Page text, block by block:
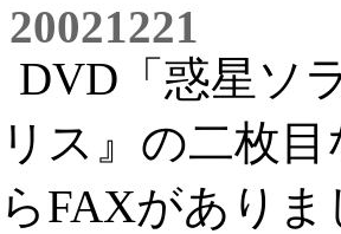
20021221
DVD「惑星ソ
リス』の二枚
らFAXがあり